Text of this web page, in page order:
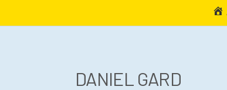
DANIEL GARD